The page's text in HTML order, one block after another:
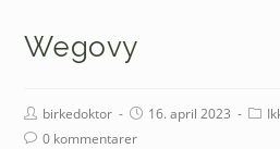
Wegovy
birkedoktor 16. april 2023
0 kommentarer